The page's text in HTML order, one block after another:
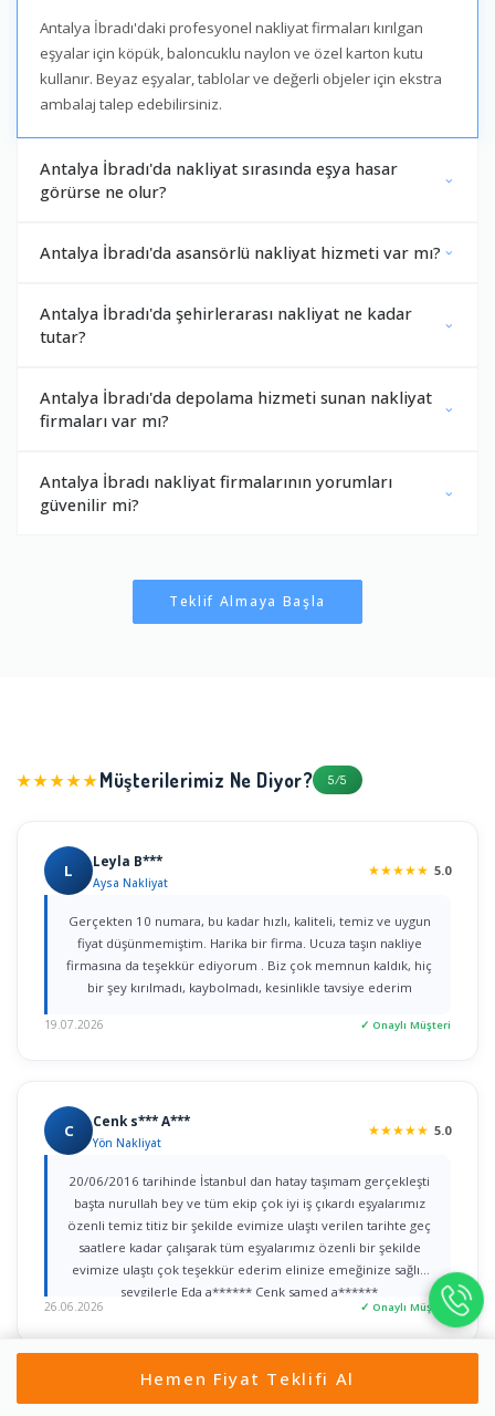
Antalya İbradı'daki profesyonel nakliyat firmaları kırılgan
eşyalar için köpük, baloncuklu naylon ve özel karton kutu
kullanır. Beyaz eşyalar, tablolar ve değerli objeler için ekstra
ambalaj talep edebilirsiniz.
Antalya İbradı'da nakliyat sırasında eşya hasar
görürse ne olur?
Antalya İbradı'da asansörlü nakliyat hizmeti var mı?
Antalya İbradı'da şehirlerarası nakliyat ne kadar
tutar?
Antalya İbradı'da depolama hizmeti sunan nakliyat
firmaları var mı?
Antalya İbradı nakliyat firmalarının yorumları
güvenilir mi?
Teklif Almaya Başla
★★★★★Müşterilerimiz Ne Diyor? 5/5
L Leyla B***
Aysa Nakliyat
★★★★★ 5.0
Gerçekten 10 numara, bu kadar hızlı, kaliteli, temiz ve uygun
fiyat düşünmemiştim. Harika bir firma. Ucuza taşın nakliye
firmasına da teşekkür ediyorum . Biz çok memnun kaldık, hiç
bir şey kırılmadı, kaybolmadı, kesinlikle tavsiye ederim
19.07.2026 ✓ Onaylı Müşteri
C Cenk s*** A***
Yön Nakliyat
★★★★★ 5.0
20/06/2016 tarihinde İstanbul dan hatay taşımam gerçekleşti
başta nurullah bey ve tüm ekip çok iyi iş çıkardı eşyalarımız
özenli temiz titiz bir şekilde evimize ulaştı verilen tarihte geç
saatlere kadar çalışarak tüm eşyalarımız özenli bir şekilde
evimize ulaştı çok teşekkür ederim elinize emeğinize sağlık
sevgilerle Eda a****** Cenk samed a******
26.06.2026 ✓ Onaylı Müşteri
Doğan T***
Hemen Fiyat Teklifi Al